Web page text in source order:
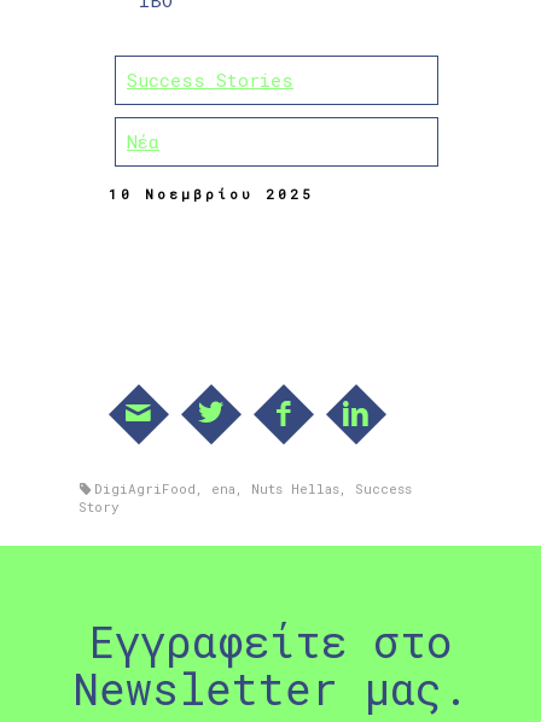
Success Stories
Νέα
10 Νοεμβρίου 2025
DigiAgriFood , ena , Nuts Hellas, Success
Story
Εγγραφείτε στο
Newsletter μας.